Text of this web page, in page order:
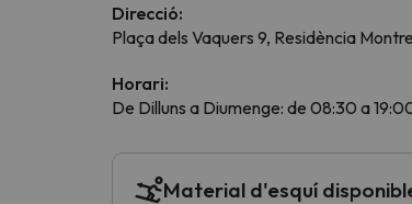
!Vaja! No hem trobat resultats
Vaja! Sembla que el nostre
Direcció:
Plaça dels Vaquers 9, Residència
Horari:
De Dilluns a Diumenge: de 08:30 a
Material d'esquí